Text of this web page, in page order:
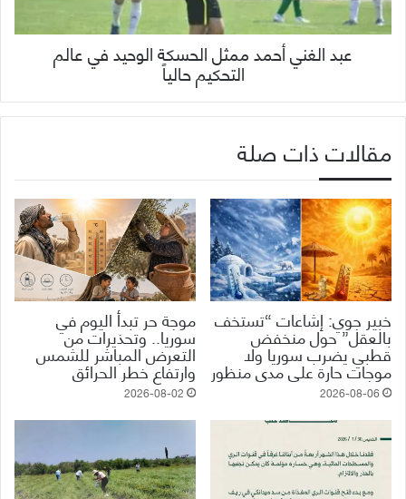
عبد الغني أحمد ممثل الحسكة الوحيد في عالم
التحكيم حالياً
مقالات ذات صلة
خبير جوي: إشاعات “تستخف
بالعقل” حول منخفض
قطبي يضرب سوريا ولا
موجات حارة على مدى منظور
2026-08-06
موجة حر تبدأ اليوم في
سوريا.. وتحذيرات من
التعرض المباشر للشمس
وارتفاع خطر الحرائق
2026-08-02